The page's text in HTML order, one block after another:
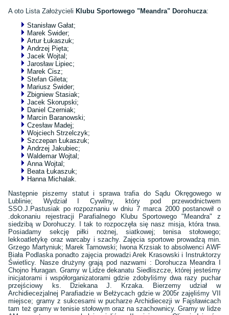
A oto Lista Założycieli Klubu Sportowego "Meandra" Dorohucza:
Stanisław Gałat;
Marek Świder;
Artur Łukaszuk;
Andrzej Pięta;
Jacek Wojtal;
Jarosław Lipiec;
Marek Cisz;
Stefan Gileta;
Mariusz Świder;
Zbigniew Stasiak;
Jacek Skorupski;
Daniel Czerniak;
Marcin Baranowski;
Czesław Madej;
Wojciech Strzelczyk;
Szczepan Łukaszuk;
Andrzej Jakubiec;
Waldemar Wojtal;
Anna Wojtal;
Beata Łukaszuk;
Hanna Michalak.
Następnie piszemy statut i sprawa trafia do Sądu Okręgowego w
Lublinie; Wydział I Cywilny, który pod przewodnictwem
SSO.J.Pastusiak po rozpoznaniu w dniu 7 marca 2000 postanowił o
.dokonaniu rejestracji Parafialnego Klubu Sportowego "Meandra" z
siedzibą w Dorohuczy. I tak to rozpoczęła się nasz misja, która trwa.
Posiadamy sekcję piłki nożnej, siatkowej; tenisa stołowego;
lekkoatletykę oraz warcaby i szachy. Zajęcia sportowe prowadzą min.
Grzego Martyniuk; Marek Tarnowski; Iwona Krzsiak to absolwenci AWF
Biała Podlaska ponadto zajęcia prowadzi Arek Krasowski i Instruktorzy
Świetlicy. Nasze drużyny grają pod nazwami : Dorohucza Meandra I
Chojno Huragan. Gramy w Lidze dekanatu Siedliszcze, której jesteśmy
inicjatorami i współorganizatorami gdzie zdobyliśmy dwa razy puchar
przejściowy ks. Dziekana J. Krzaka. Bierzemy udział w
Archidiecezjalnej Parafiadzie w Bełżycach gdzie w 2005r zajęliśmy VII
miejsce; gramy z sukcesami w pucharze Archidiecezji w Fajsławicach
tam też gramy w tenisie stołowym oraz na szachownicy. Gramy w lidze